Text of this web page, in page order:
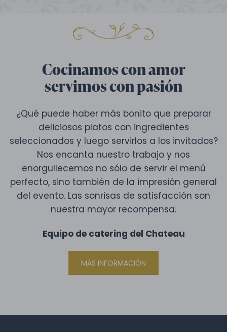
Cocinamos con amor
servimos con pasión
¿Qué puede haber más bonito que preparar
deliciosos platos con ingredientes
seleccionados y luego servirlos a los invitados?
Nos encanta nuestro trabajo y nos
enorgullecemos no sólo de servir el menú
perfecto, sino también de la impresión general
del evento. Las sonrisas de satisfacción son
nuestra mayor recompensa.
Equipo de catering del Chateau
MÁS INFORMACIÓN